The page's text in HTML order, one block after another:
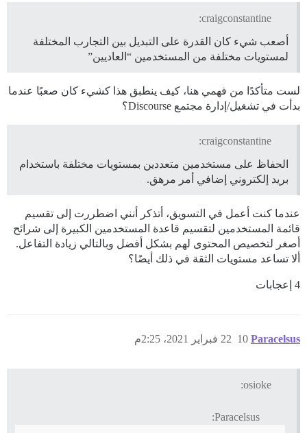
craigconstantine:
أصعب شيء كان القدرة على التبديل بين التجارب المختلفة
لمستويات مختلفة من المستخدمين “العاديين”
لست متأكدًا من فهمي هنا، كيف ينطبق هذا كشيء كان صعبًا عندما
بدأت في تشغيل/إدارة مجتمع Discourse؟
craigconstantine:
الحفاظ على مستخدمين متعددين بمستويات مختلفة باستخدام
بريد إلكتروني إضافي أمر مرهق.
عندما كنت أعمل في التسويق، أتذكر أنني اضطررت إلى تقسيم
قائمة المستخدمين لتقسيم قاعدة المستخدمين الكبيرة إلى شرائح
أصغر لتخصيص المحتوى لهم بشكل أفضل وبالتالي زيادة التفاعل.
ألا تساعد مستويات الثقة في ذلك أيضًا؟
4 إعجابات
Paracelsus 22 فبراير 2021، 2:25م 10
osioke:
Paracelsus: